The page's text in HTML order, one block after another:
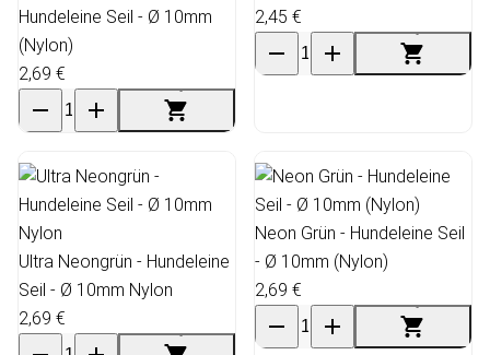
Hundeleine Seil - Ø 10mm
(Nylon)
2,69 €
2,45 €
Ultra Neongrün - Hundeleine
Seil - Ø 10mm Nylon
2,69 €
Neon Grün - Hundeleine Seil
- Ø 10mm (Nylon)
2,69 €